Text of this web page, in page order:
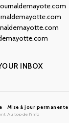
INBOX
Mise à jour permanente
Au top de l'info